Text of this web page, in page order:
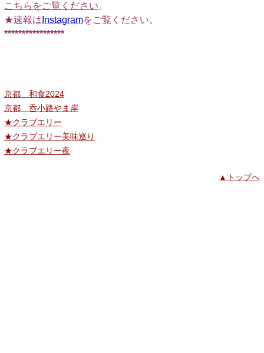
こちらをご覧ください。
★速報は Instagramをご覧ください。
*****************
京都 和食2024
京都 呑小路やま岸
★クラブエリー
★クラブエリー美味巡り
★クラブエリー夜
▲トップへ